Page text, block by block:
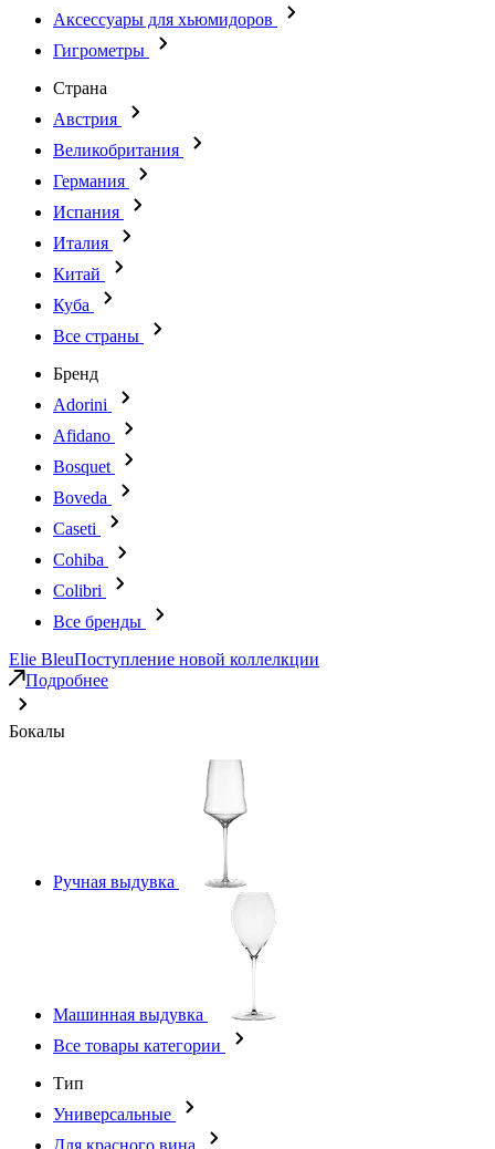
Аксессуары для хьюмидоров
Гигрометры
Страна
Австрия
Великобритания
Германия
Испания
Италия
Китай
Куба
Все страны
Бренд
Adorini
Afidano
Bosquet
Boveda
Caseti
Cohiba
Colibri
Все бренды
Elie BleuПоступление новой коллелкции
Подробнее
Бокалы
Ручная выдувка
Машинная выдувка
Все товары категории
Тип
Универсальные
Для красного вина